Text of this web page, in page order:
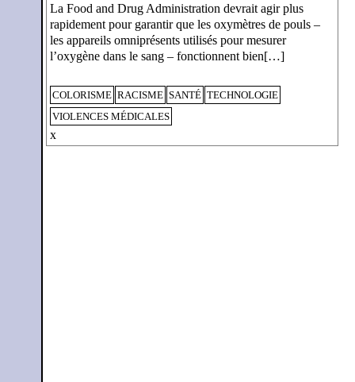
La Food and Drug Administration devrait agir plus
rapidement pour garantir que les oxymètres de pouls –
les appareils omniprésents utilisés pour mesurer
l’oxygène dans le sang – fonctionnent bien[…]
COLORISME RACISME SANTÉ TECHNOLOGIE
VIOLENCES MÉDICALES
x